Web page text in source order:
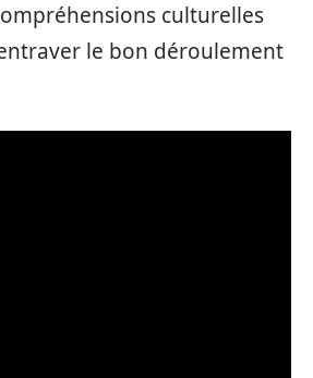
culturelles
le bon déroulement